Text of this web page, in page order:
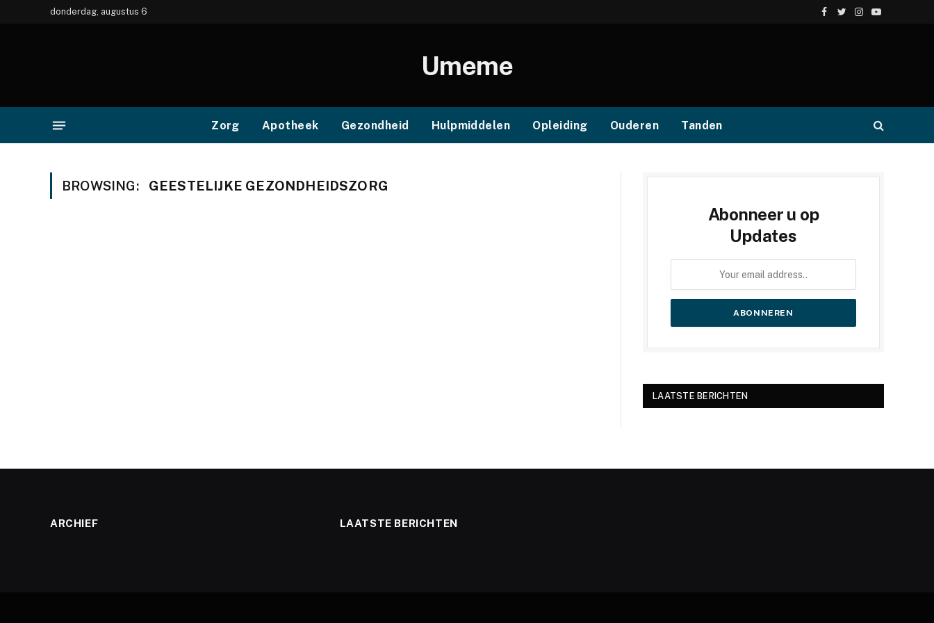
donderdag, augustus 6
Facebook
TwitterInstagram
YouTube
Umeme
Zorg Apotheek Gezondheid Hulpmiddelen Opleiding Ouderen Tanden
BROWSING: GEESTELIJKE GEZONDHEIDSZORG
Abonneer u op
Updates
LAATSTE BERICHTEN
ARCHIEF LAATSTE BERICHTEN